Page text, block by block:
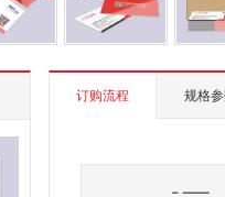
订购流程 规格